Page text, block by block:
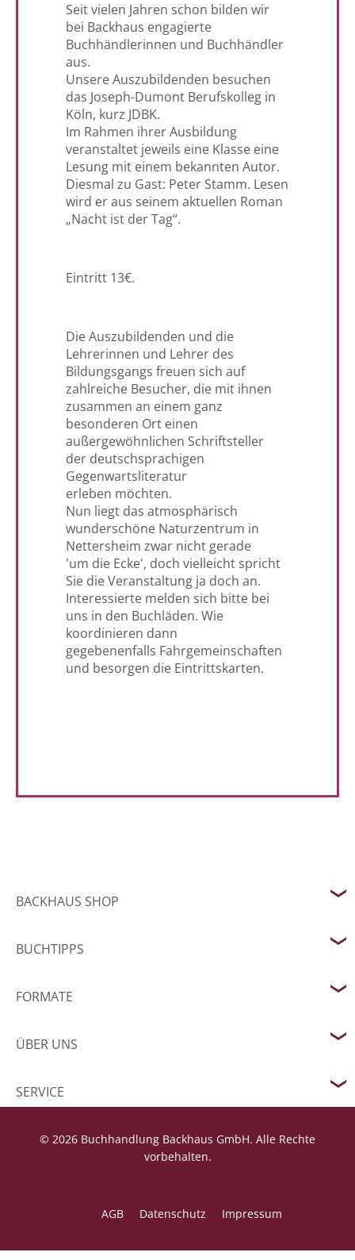
Seit vielen Jahren schon bilden wir
bei Backhaus engagierte
Buchhändlerinnen und Buchhändler
aus.
Unsere Auszubildenden besuchen
das Joseph-Dumont Berufskolleg in
Köln, kurz JDBK.
Im Rahmen ihrer Ausbildung
veranstaltet jeweils eine Klasse eine
Lesung mit einem bekannten Autor.
Diesmal zu Gast: Peter Stamm. Lesen
wird er aus seinem aktuellen Roman
„Nacht ist der Tag“.
Eintritt 13€.
Die Auszubildenden und die
Lehrerinnen und Lehrer des
Bildungsgangs freuen sich auf
zahlreiche Besucher, die mit ihnen
zusammen an einem ganz
besonderen Ort einen
außergewöhnlichen Schriftsteller
der deutschsprachigen
Gegenwartsliteratur
erleben möchten.
Nun liegt das atmosphärisch
wunderschöne Naturzentrum in
Nettersheim zwar nicht gerade
'um die Ecke', doch vielleicht spricht
Sie die Veranstaltung ja doch an.
Interessierte melden sich bitte bei
uns in den Buchläden. Wie
koordinieren dann
gegebenenfalls Fahrgemeinschaften
und besorgen die Eintrittskarten.
BACKHAUS SHOP
BUCHTIPPS
FORMATE
ÜBER UNS
SERVICE
© 2026 Buchhandlung Backhaus GmbH. Alle Rechte
vorbehalten.
AGB Datenschutz Impressum